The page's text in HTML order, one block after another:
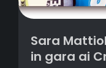
Sara
in gara ai